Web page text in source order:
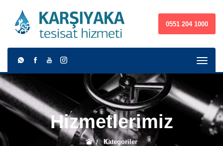
0551 204 1000
Hizmetlerimiz
Kategoriler